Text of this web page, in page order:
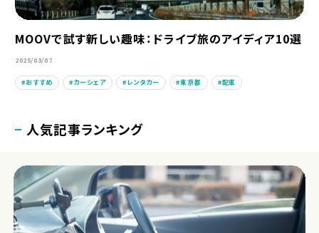
MOOVで試す新しい趣味：ドライブ旅のアイディア10選
2025/03/07
おすすめ カーシェア レンタカー 東京都 配車
人気記事ランキング